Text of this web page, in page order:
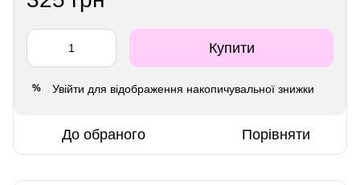
Купити
% Увійти для відображення накопичувальної знижки
До обраного Порівняти